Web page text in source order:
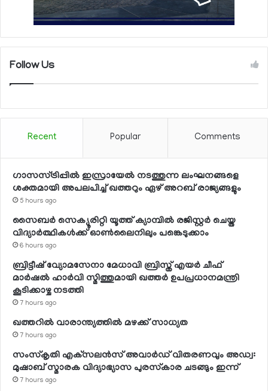
Follow Us
Recent Popular Comments
ഗാസസ്ട്രിപ്പില്‍ ഇസ്രായേല്‍ നടത്തുന്ന ലംഘനങ്ങളെ
ശക്തമായി അപലപിച്ച് ഖത്തറും ഏഴ് അറബ് രാജ്യങ്ങളും
5 hours ago
സൈബര്‍ സെക്യൂരിറ്റി യൂത്ത് ക്യാമ്പില്‍ രജിസ്റ്റര്‍ ചെയ്ത
വിദ്യാര്‍ത്ഥികള്‍ക്ക് ഓണ്‍ലൈനിലും പങ്കെടുക്കാം
6 hours ago
ബ്രിട്ടീഷ് വ്യോമസേനാ മേധാവി ബ്രിസ്ത് എയര്‍ ചീഫ്
മാര്‍ഷല്‍ ഹാര്‍വി സ്മിത്തുമായി ഖത്തര്‍ ഉപപ്രധാനമന്ത്രി
കൂടിക്കാഴ്ച നടത്തി
7 hours ago
ഖത്തറില്‍ വാരാന്ത്യത്തില്‍ മഴക്ക് സാധ്യത
7 hours ago
സംസ്‌കൃതി എക്‌സലന്‍സ് അവാര്‍ഡ് വിതരണവും അഡ്വ:
മുഷാബ് സ്മാരക വിദ്യാഭ്യാസ പുരസ്‌കാര ചടങ്ങും ഇന്ന്
7 hours ago